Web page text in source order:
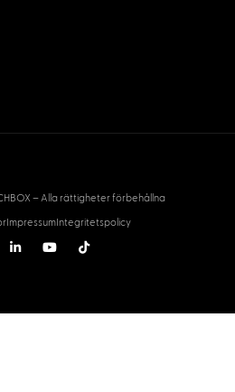
– Alla rättigheter förbehållna
ImpressumIntegritetspolicy